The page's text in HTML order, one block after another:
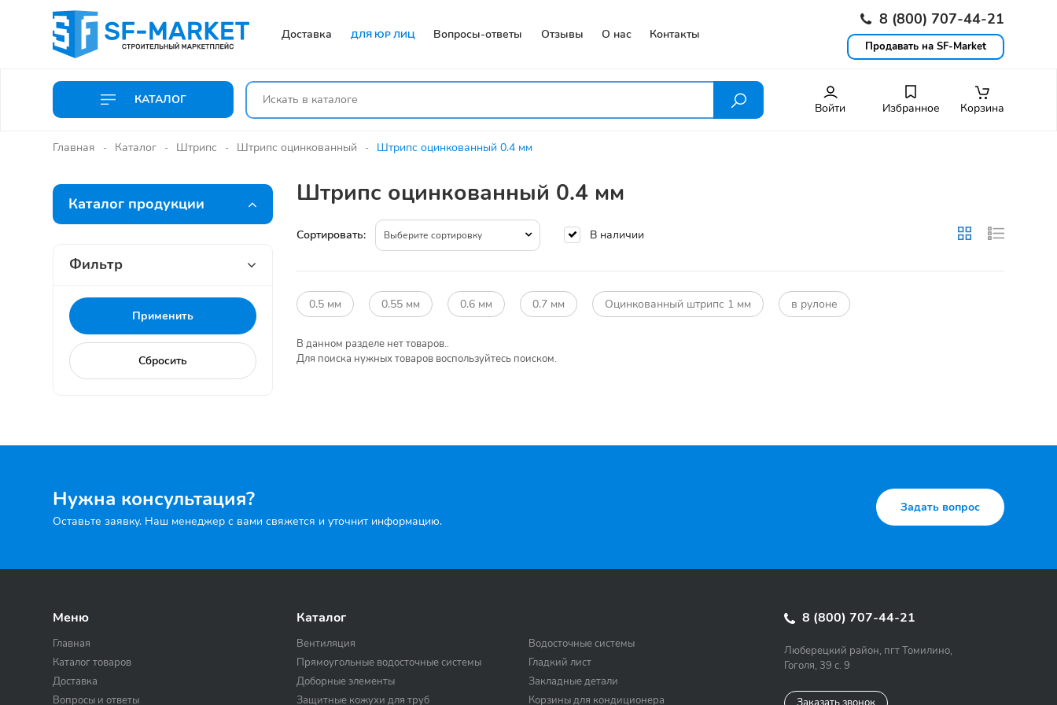
Доставка ДЛЯ ЮР ЛИЦ Вопросы-ответы Отзывы О нас Контакты
8 (800) 707-44-21
Продавать на SF-Market
КАТАЛОГ
Войти Избранное Корзина
Главная Каталог Штрипс Штрипс оцинкованный Штрипс оцинкованный 0.4 мм
Каталог продукции
Фильтр
Штрипс оцинкованный 0.4 мм
Сортировать: Выберите сортировку В наличии
0.5 мм 0.55 мм 0.6 мм 0.7 мм Оцинкованный штрипс 1 мм в рулоне
В данном разделе нет товаров..
Для поиска нужных товаров воспользуйтесь поиском.
Нужна консультация?
Оставьте заявку. Наш менеджер с вами свяжется и уточнит информацию.
Задать вопрос
Меню
Главная
Каталог товаров
Доставка
Вопросы и ответы
Каталог
Вентиляция
Водосточные системы
Прямоугольные водосточные системы
Гладкий лист
Доборные элементы
Закладные детали
Защитные кожухи для труб
Корзины для кондиционера
8 (800) 707-44-21
Люберецкий район, пгт Томилино,
Гоголя, 39 с. 9